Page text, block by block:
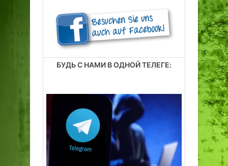
БУДЬ С НАМИ В ОДНОЙ ТЕЛЕГЕ: